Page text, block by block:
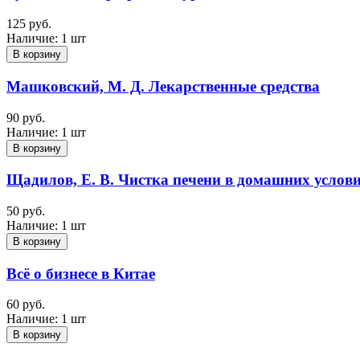
125 руб.
Наличие: 1 шт
В корзину
Машковский, М. Д. Лекарственные средства
90 руб.
Наличие: 1 шт
В корзину
Щадилов, Е. В. Чистка печени в домашних
50 руб.
Наличие: 1 шт
В корзину
Всё о бизнесе в Китае
60 руб.
Наличие: 1 шт
В корзину